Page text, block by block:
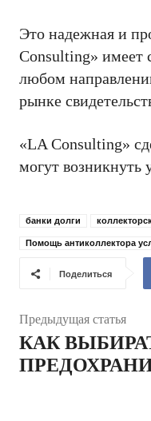
Это надежная и
Consulting» имеет
любом
рынке
«LA Consulting»
могут возникнуть
банки долги
Помощь антиколлектора
Поделиться
Предыдущая статья
КАК